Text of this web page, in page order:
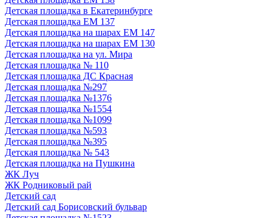
Детская площадка в Екатеринбурге
Детская площадка ЕМ 137
Детская площадка на шарах ЕМ 147
Детская площадка на шарах ЕМ 130
Детская площадка на ул. Мира
Детская площадка № 110
Детская площадка ДС Красная
Детская площадка №297
Детская площадка №1376
Детская площадка №1554
Детская площадка №1099
Детская площадка №593
Детская площадка №395
Детская площадка № 543
Детская площадка на Пушкина
ЖК Луч
ЖК Родниковый рай
Детский сад
Детский сад Борисовский бульвар